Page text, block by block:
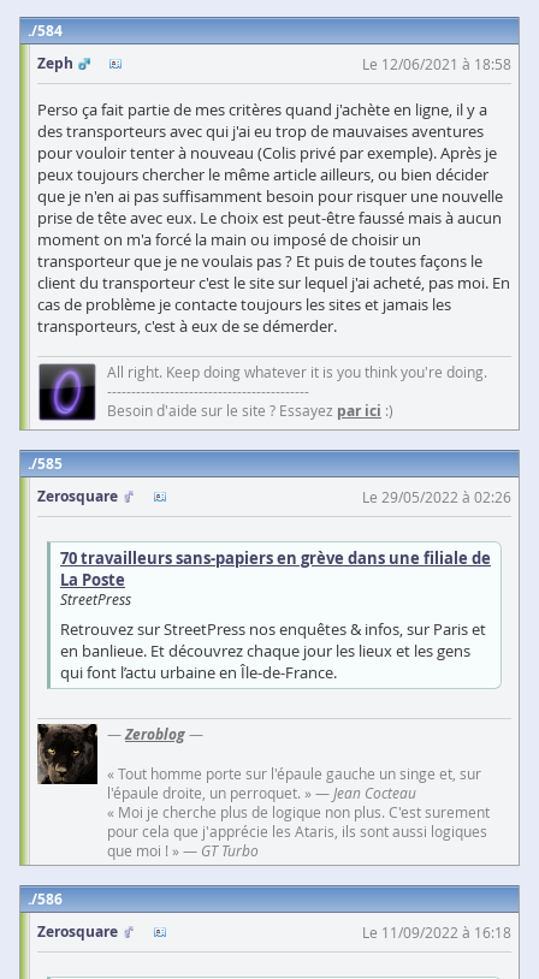
584
Zeph
Le 12/06/2021 à 18:58
Perso ça fait partie de mes critères quand j'achète en ligne, il y a
des transporteurs avec qui j'ai eu trop de mauvaises aventures
pour vouloir tenter à nouveau (Colis privé par exemple). Après je
peux toujours chercher le même article ailleurs, ou bien décider
que je n'en ai pas suffisamment besoin pour risquer une nouvelle
prise de tête avec eux. Le choix est peut-être faussé mais à aucun
moment on m'a forcé la main ou imposé de choisir un
transporteur que je ne voulais pas ? Et puis de toutes façons le
client du transporteur c'est le site sur lequel j'ai acheté, pas moi. En
cas de problème je contacte toujours les sites et jamais les
transporteurs, c'est à eux de se démerder.
All right. Keep doing whatever it is you think you're doing.
------------------------------------------
Besoin d'aide sur le site ? Essayez par ici :)
585
Zerosquare
Le 29/05/2022 à 02:26
70 travailleurs sans-papiers en grève dans une filiale de
La Poste
StreetPress
Retrouvez sur StreetPress nos enquêtes & infos, sur Paris et
en banlieue. Et découvrez chaque jour les lieux et les gens
qui font l’actu urbaine en Île-de-France.
—Zeroblog—
« Tout homme porte sur l'épaule gauche un singe et, sur
l'épaule droite, un perroquet. » — Jean Cocteau
« Moi je cherche plus de logique non plus. C'est surement
pour cela que j'apprécie les Ataris, ils sont aussi logiques
que moi ! » — GT Turbo
586
Zerosquare
Le 11/09/2022 à 16:18